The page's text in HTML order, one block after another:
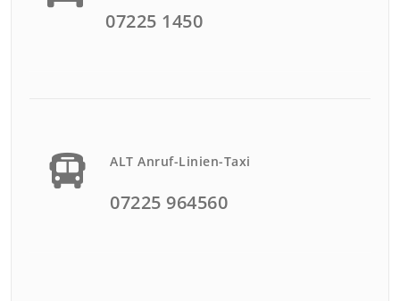
07225 1450
ALT Anruf-Linien-Taxi
07225 964560